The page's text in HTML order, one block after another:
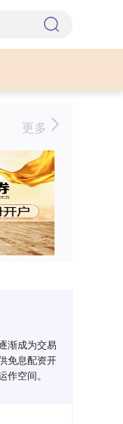
更多
渐成为交易
免息配资开
空间。